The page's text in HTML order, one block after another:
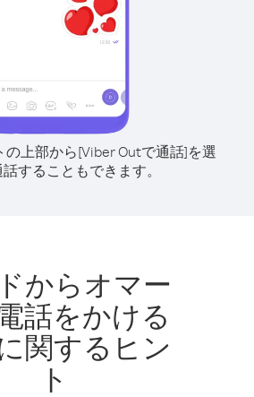
の上部から[Viber Outで通話]を選
することもできます。
からオマー
話をかける
関するヒン
ト